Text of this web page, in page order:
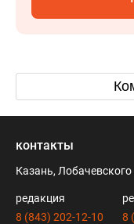
контакты
Казань, Лобачевского
редакция
8 (843) 202-12-10
8